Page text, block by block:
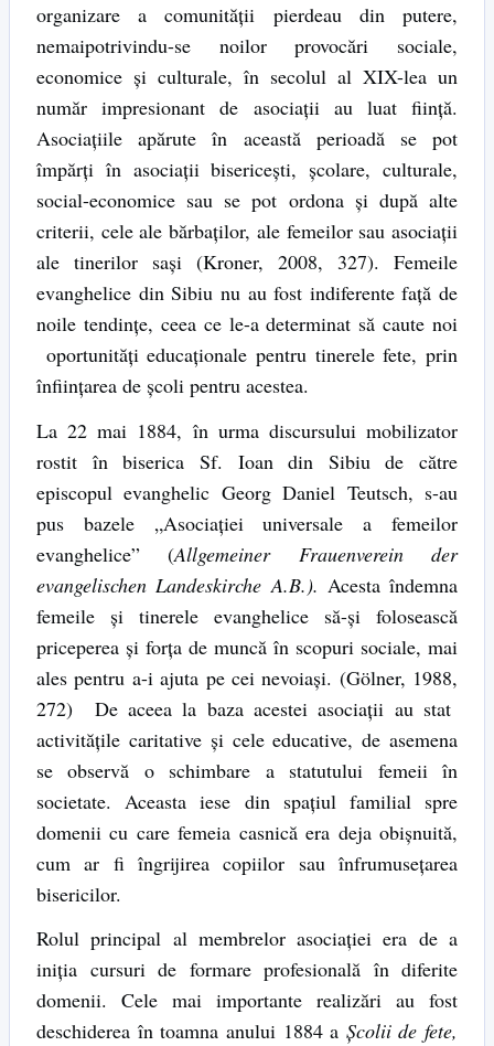
organizare a comunității pierdeau din putere,
nemaipotrivindu-se noilor provocări sociale,
economice și culturale, în secolul al XIX-lea un
număr impresionant de asociații au luat ființă.
Asociațiile apărute în această perioadă se pot
împărți în asociații bisericești, școlare, culturale,
social-economice sau se pot ordona și după alte
criterii, cele ale bărbaților, ale femeilor sau asociații
ale tinerilor sași (Kroner, 2008, 327). Femeile
evanghelice din Sibiu nu au fost indiferente față de
noile tendințe, ceea ce le-a determinat să caute noi
oportunități educaționale pentru tinerele fete, prin
înființarea de școli pentru acestea.
La 22 mai 1884, în urma discursului mobilizator
rostit în biserica Sf. Ioan din Sibiu de către
episcopul evanghelic Georg Daniel Teutsch, s-au
pus bazele „Asociației universale a femeilor
evanghelice” (Allgemeiner Frauenverein der
evangelischen Landeskirche A.B.). Acesta îndemna
femeile și tinerele evanghelice să-și folosească
priceperea și forța de muncă în scopuri sociale, mai
ales pentru a-i ajuta pe cei nevoiași. (Gölner, 1988,
272) De aceea la baza acestei asociații au stat
activitățile caritative și cele educative, de asemena
se observă o schimbare a statutului femeii în
societate. Aceasta iese din spațiul familial spre
domenii cu care femeia casnică era deja obișnuită,
cum ar fi îngrijirea copiilor sau înfrumusețarea
bisericilor.
Rolul principal al membrelor asociației era de a
iniția cursuri de formare profesională în diferite
domenii. Cele mai importante realizări au fost
deschiderea în toamna anului 1884 a Școlii de fete,